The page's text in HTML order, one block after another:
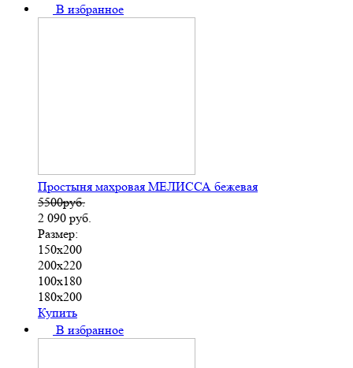
В избранное
Простыня махровая МЕЛИССА бежевая
5500руб.
2 090 руб.
Размер:
150х200
200х220
100х180
180х200
Купить
В избранное